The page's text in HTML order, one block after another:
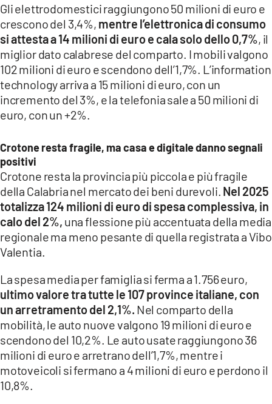
Gli elettrodomestici raggiungono 50 milioni di euro e
crescono del 3,4%, mentre l’elettronica di consumo
si attesta a 14 milioni di euro e cala solo dello 0,7%, il
miglior dato calabrese del comparto. I mobili valgono
102 milioni di euro e scendono dell’1,7%. L’information
technology arriva a 15 milioni di euro, con un
incremento del 3%, e la telefonia sale a 50 milioni di
euro, con un +2%.
Crotone resta fragile, ma casa e digitale danno segnali
positivi
Crotone resta la provincia più piccola e più fragile
della Calabria nel mercato dei beni durevoli. Nel 2025
totalizza 124 milioni di euro di spesa complessiva, in
calo del 2%, una flessione più accentuata della media
regionale ma meno pesante di quella registrata a Vibo
Valentia.
La spesa media per famiglia si ferma a 1.756 euro,
ultimo valore tra tutte le 107 province italiane, con
un arretramento del 2,1%. Nel comparto della
mobilità, le auto nuove valgono 19 milioni di euro e
scendono del 10,2%. Le auto usate raggiungono 36
milioni di euro e arretrano dell’1,7%, mentre i
motoveicoli si fermano a 4 milioni di euro e perdono il
10,8%.